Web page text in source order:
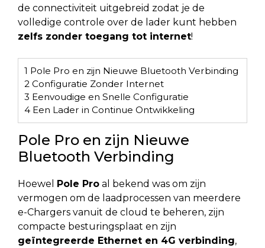
de connectiviteit uitgebreid zodat je de
volledige controle over de lader kunt hebben
zelfs zonder toegang tot internet!
1 Pole Pro en zijn Nieuwe Bluetooth Verbinding
2 Configuratie Zonder Internet
3 Eenvoudige en Snelle Configuratie
4 Een Lader in Continue Ontwikkeling
Pole Pro en zijn Nieuwe
Bluetooth Verbinding
Hoewel Pole Pro al bekend was om zijn
vermogen om de laadprocessen van meerdere
e-Chargers vanuit de cloud te beheren, zijn
compacte besturingsplaat en zijn
geïntegreerde Ethernet en 4G verbinding,